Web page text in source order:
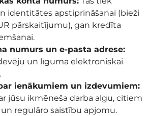
identitātes apstiprināšanai (bieži
pārskaitījumu), gan kredīta
numurs un e-pasta adrese:
un līguma elektroniskai
ienākumiem un izdevumiem:
jūsu ikmēneša darba algu, citiem
regulāro saistību apjomu.